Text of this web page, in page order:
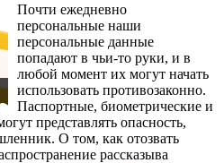
Почти ежедневно
персональные наши
персональные данные
попадают в чьи-то руки, и в
любой момент их могут начать
использовать противозаконно.
Паспортные, биометрические и
представлять опасность,
О том, как отозвать
рассказыва